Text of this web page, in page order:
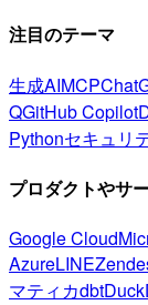
注目のテーマ
生成AIMCP
QGitHub Copilot
Pythonセキュリ
プロダクトやサ
Google Cloud
AzureLINE
マティカdbt